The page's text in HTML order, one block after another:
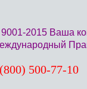
2015 Ваша
500-77-10